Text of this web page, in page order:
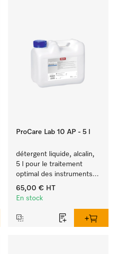
ProCare Lab 10 AP - 5 l
détergent liquide, alcalin,
5 l pour le traitement
optimal des instruments
de laboratoire.
65,00 € HT
En stock